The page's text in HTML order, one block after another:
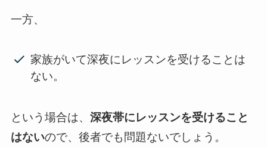
一方、
家族がいて深夜にレッスンを受けることは
ない。
という場合は、 深夜帯にレッスンを受けること
はないので、後者でも問題ないでしょう。